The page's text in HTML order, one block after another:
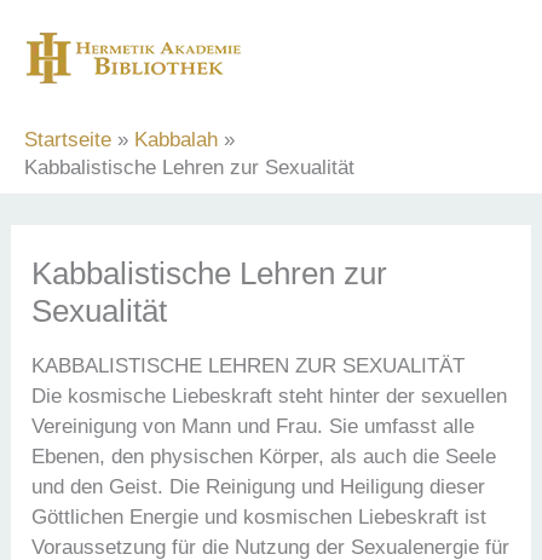
Inhalt
springen
Startseite
Kabbalah
Kabbalistische Lehren zur Sexualität
Kabbalistische Lehren zur
Sexualität
KABBALISTISCHE LEHREN ZUR SEXUALITÄT
Die kosmische Liebeskraft steht hinter der sexuellen
Vereinigung von Mann und Frau. Sie umfasst alle
Ebenen, den physischen Körper, als auch die Seele
und den Geist. Die Reinigung und Heiligung dieser
Göttlichen Energie und kosmischen Liebeskraft ist
Voraussetzung für die Nutzung der Sexualenergie für